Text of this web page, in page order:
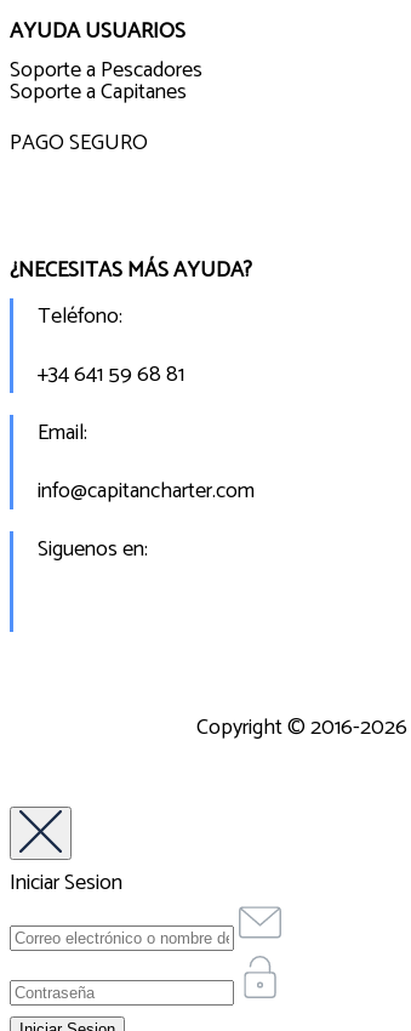
AYUDA USUARIOS
Soporte a Pescadores
Soporte a Capitanes
PAGO SEGURO
¿NECESITAS MÁS AYUDA?
Teléfono:
+34 641 59 68 81
Email:
info@capitancharter.com
Siguenos en:
Copyright © 2016-2026
Iniciar Sesion